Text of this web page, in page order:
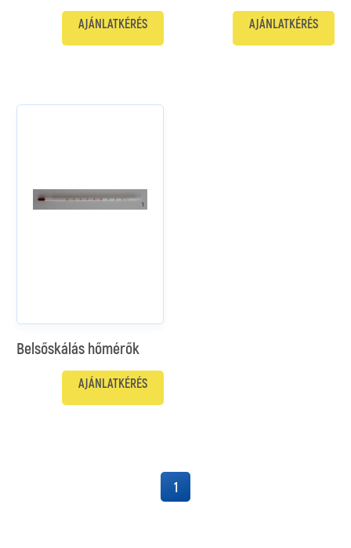
AJÁNLATKÉRÉS AJÁNLATKÉRÉS
Belsőskálás hőmérők
AJÁNLATKÉRÉS
1